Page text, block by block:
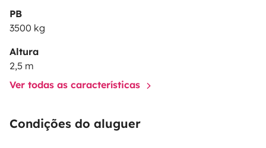
PB
3500 kg
Altura
2,5 m
Ver todas as características
Condições do aluguer